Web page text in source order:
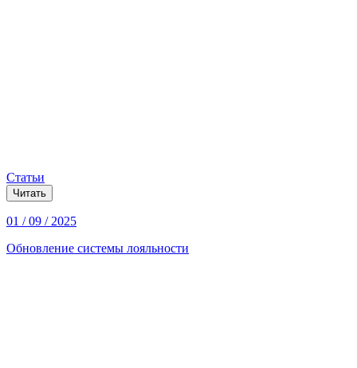
Статьи
Читать
01 / 09 / 2025
Обновление системы лояльности